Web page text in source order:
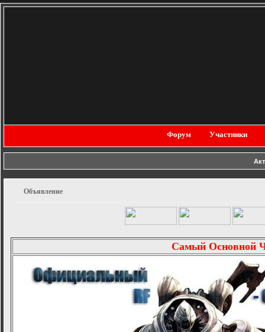
Форум Участники
Объявление
Самый Основной